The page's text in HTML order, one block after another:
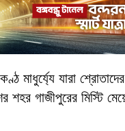
মাধুর্য্যে যারা
শহর গাজীপুরের মিস্টি